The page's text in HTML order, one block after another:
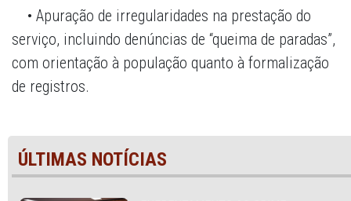
• Apuração de irregularidades na prestação do
serviço, incluindo denúncias de “queima de paradas”,
com orientação à população quanto à formalização
de registros.
ÚLTIMAS NOTÍCIAS